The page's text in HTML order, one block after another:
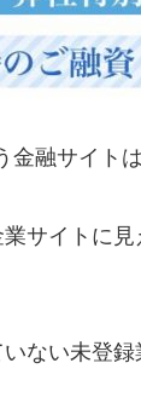
金融サイト
サイトに
ない未登